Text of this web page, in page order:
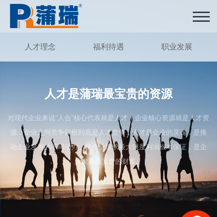
人才理念 福利待遇 职业发展
人才是蒲瑞最宝贵的资源
对现代企业来说“人合”核心代表就是人才，企业核心资源就是人才资
源，企业之间竞争归根到底是人才竞争，人才是企业的灵魂，是推
动企业发展的不竭动力，是企业追求最大限度利润根本保证，是企
业发展最宝贵的财富。